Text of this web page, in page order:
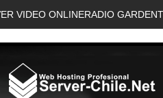
VIDEO ONLINERADIO GARDEN